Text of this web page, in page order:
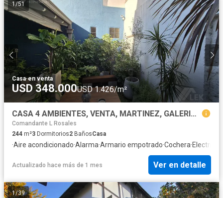
1/51
Casa·en venta
USD 348.000USD 1.426/m²
CASA 4 AMBIENTES, VENTA, MARTINEZ, GALERIA JARDIN PILETA
Comandante L Rosales
244 m²3 Dormitorios2 BañosCasa
·Aire acondicionado·Alarma·Armario empotrado·Cochera·
Actualizado hace más de 1 mes Ver en detalle
1/39